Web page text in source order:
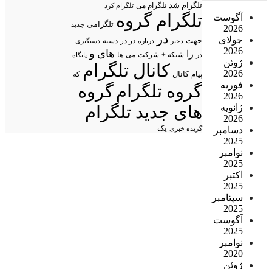
آگوست
2026
جولای
2026
ژوئن
2026
فوریه
2026
ژانویه
2026
دسامبر
2025
نوامبر
2025
اکتبر
2025
سپتامبر
2025
آگوست
2025
نوامبر
2020
ژوئن
تلگرام شد تلگرام می تلگرام کرد
تلگرام گروه تلگرامی جدید
جهت دختر در درباره در در دسته دستگیری
در
را شبکه + شرکت می ها های و پایگاه
پیام کانال کانال تلگرام که
گروه تلگرامگروه
های جدید تلگرام
گزیده خبری یک